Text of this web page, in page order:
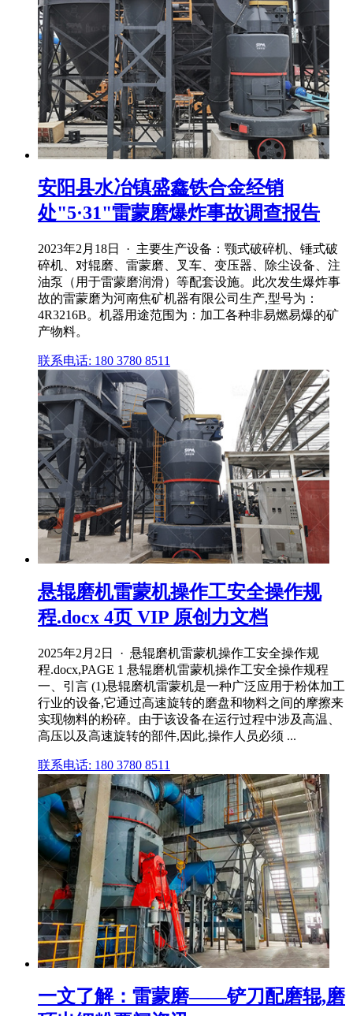
安阳县水冶镇盛鑫铁合金经销
处"5·31"雷蒙磨爆炸事故调查报告
2023年2月18日 · 主要生产设备：颚式破碎机、锤式破
碎机、对辊磨、雷蒙磨、叉车、变压器、除尘设备、注
油泵（用于雷蒙磨润滑）等配套设施。此次发生爆炸事
故的雷蒙磨为河南焦矿机器有限公司生产,型号为：
4R3216B。机器用途范围为：加工各种非易燃易爆的矿
产物料。
联系电话: 180 3780 8511
悬辊磨机雷蒙机操作工安全操作规
程.docx 4页 VIP 原创力文档
2025年2月2日 · 悬辊磨机雷蒙机操作工安全操作规
程.docx,PAGE 1 悬辊磨机雷蒙机操作工安全操作规程
一、引言 (1)悬辊磨机雷蒙机是一种广泛应用于粉体加工
行业的设备,它通过高速旋转的磨盘和物料之间的摩擦来
实现物料的粉碎。由于该设备在运行过程中涉及高温、
高压以及高速旋转的部件,因此,操作人员必须 ...
联系电话: 180 3780 8511
一文了解：雷蒙磨——铲刀配磨辊,磨